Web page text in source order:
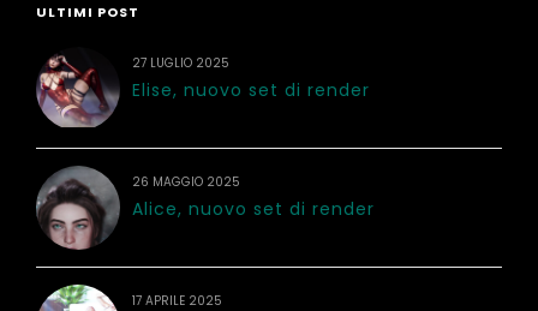
ULTIMI POST
27 LUGLIO 2025
Elise, nuovo set di render
26 MAGGIO 2025
Alice, nuovo set di render
17 APRILE 2025